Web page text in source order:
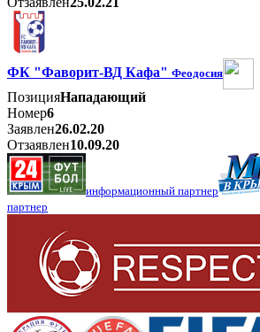
ФК "Фаворит-ВД Кафа" Феодосия
ПозицияНападающий
Номер6
Заявлен26.02.20
Отзаявлен10.09.20
информационный партнер
партнер